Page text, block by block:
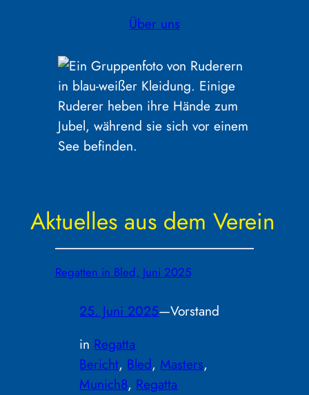
Über uns
Aktuelles aus dem Verein
Regatten in Bled, Juni 2025
25. Juni 2025—Vorstand
in Regatta
Bericht, Bled, Masters
Munich8, Regatta